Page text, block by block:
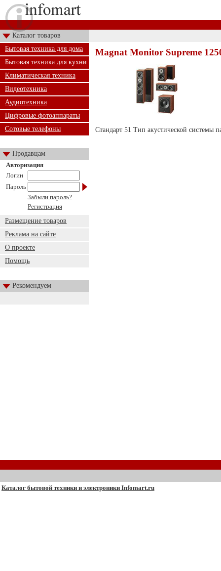
Каталог товаров
Бытовая техника для дома
Бытовая техника для кухни
Климатическая техника
Видеотехника
Аудиотехника
Цифровые фотоаппараты
Сотовые телефоны
Продавцам
Авторизация
Логин
Пароль
Забыли пароль?
Регистрация
Размещение товаров
Реклама на сайте
О проекте
Помощь
Рекомендуем
Magnat Monitor Supreme
Стандарт 51 Тип акустической системы
Каталог бытовой техники и электроники Infomart.ru